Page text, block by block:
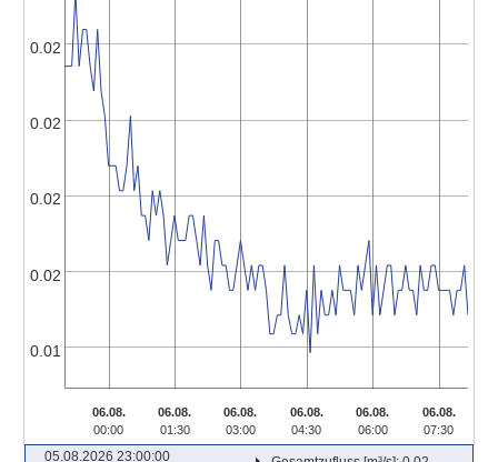
0.01
0.02
0.02
0.02
0.02
06.08.
00:00
06.08.
01:30
06.08.
03:00
06.08.
04:30
06.08.
06:00
06.08.
07:30
05.08.2026 23:00:00